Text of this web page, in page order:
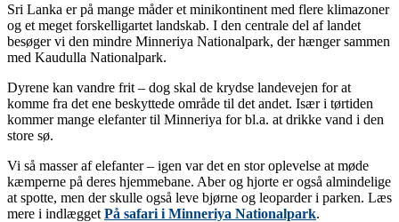
Sri Lanka er på mange måder et minikontinent med flere klimazoner
og et meget forskelligartet landskab. I den centrale del af landet
besøger vi den mindre Minneriya Nationalpark, der hænger sammen
med Kaudulla Nationalpark.
Dyrene kan vandre frit – dog skal de krydse landevejen for at
komme fra det ene beskyttede område til det andet. Især i tørtiden
kommer mange elefanter til Minneriya for bl.a. at drikke vand i den
store sø.
Vi så masser af elefanter – igen var det en stor oplevelse at møde
kæmperne på deres hjemmebane. Aber og hjorte er også almindelige
at spotte, men der skulle også leve bjørne og leoparder i parken. Læs
mere i indlægget På safari i Minneriya Nationalpark.